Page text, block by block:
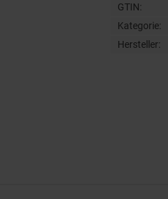
GTIN:
Kategorie:
Hersteller: